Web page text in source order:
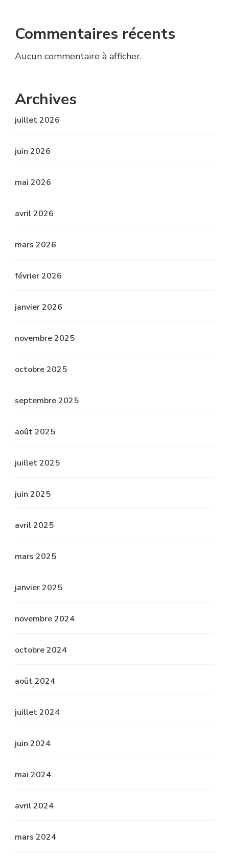
Commentaires récents
Aucun commentaire à afficher.
Archives
juillet 2026
juin 2026
mai 2026
avril 2026
mars 2026
février 2026
janvier 2026
novembre 2025
octobre 2025
septembre 2025
août 2025
juillet 2025
juin 2025
avril 2025
mars 2025
janvier 2025
novembre 2024
octobre 2024
août 2024
juillet 2024
juin 2024
mai 2024
avril 2024
mars 2024